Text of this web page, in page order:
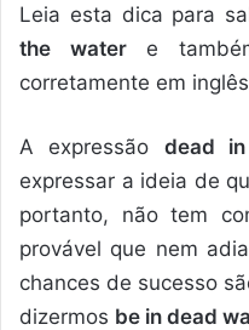
Leia esta dica para
the watere
corretamente em
A expressão dead
expressar a ideia de
portanto, não tem
provável que nem
chances de sucesso
dizermos be in dead